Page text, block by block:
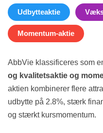
Udbytteaktie
Momentum-aktie
AbbVie klassificeres som
og kvalitetsaktie og
aktien kombinerer flere
udbytte på 2.8%, stærk
og stærkt kursmomentum.